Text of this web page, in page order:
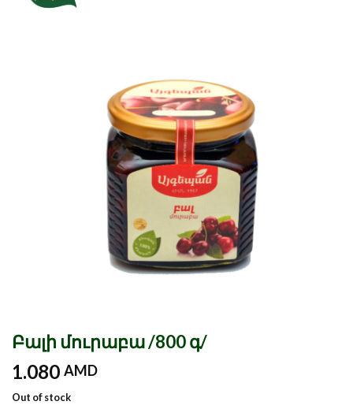
Բալի մուրաբա /800 գ/
1.080 AMD
Out of stock